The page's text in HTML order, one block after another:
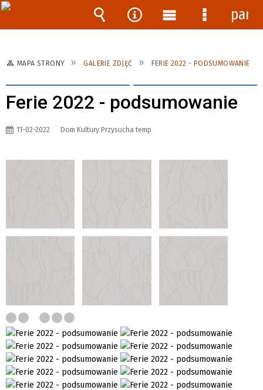
MAPA STRONY GALERIE ZDJĘĆ FERIE 2022 - PODSUMOWANIE
Ferie 2022 - podsumowanie
11-02-2022 Dom Kultury Przysucha temp
Wyszukiwarka
Narzędzia
MenuMenu